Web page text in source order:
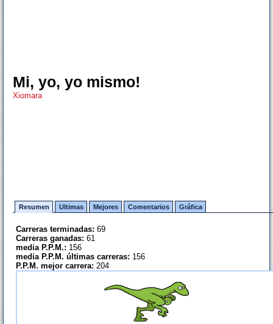
Mi, yo, yo mismo!
Xiomara
Resumen Ultimas Mejores Comentarios Gráfica
Carreras terminadas: 69
Carreras ganadas: 61
media P.P.M.: 156
media P.P.M. últimas carreras: 156
P.P.M. mejor carrera: 204